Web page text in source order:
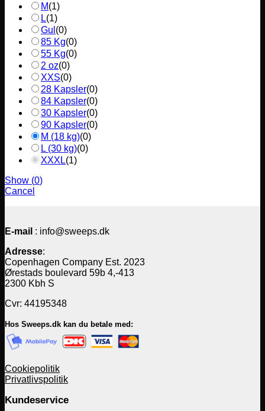
M(1)
L(1)
Gul (0)
85 Kg(0)
55 Kg(0)
2 oz(0)
XXS(0)
28 Kapsler(0)
84 Kapsler(0)
30 Kapsler(0)
90 Kapsler(0)
M (18 kg)(0)
L (30 kg)(0)
XXXL(1)
Show (0)
Cancel
E-mail : info@sweeps.dk
Adresse:
Copenhagen Company Est. 2023
Ørestads boulevard 59b 4,-413
2300 Kbh S
Cvr: 44195348
Hos Sweeps.dk kan du betale med:
Cookiepolitik
Privatlivspolitik
Kundeservice